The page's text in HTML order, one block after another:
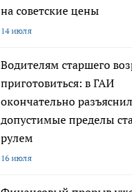
на советские цены
14 июля
Водителям старшего
приготовиться: в ГАИ
окончательно
допустимые пределы
рулем
16 июля